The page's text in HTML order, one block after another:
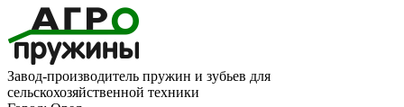
Завод-производитель пружин и зубьев для
сельскохозяйственной техники